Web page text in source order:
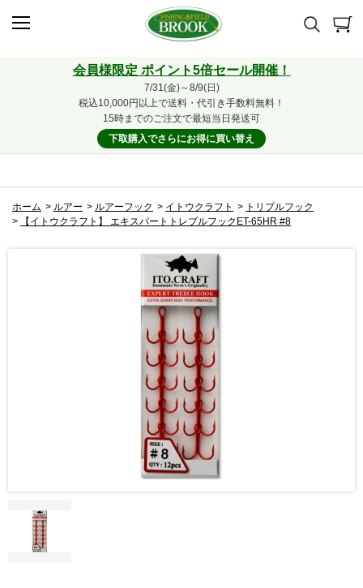
会員様限定 ポイント5倍セール開催！
7/31(金)～8/9(日)
税込10,000円以上で送料・代引き手数料無料！
15時までのご注文で最短当日発送可
下取購入でさらにお得に買い替え
ホーム > ルアー > ルアーフック > イトウクラフト > トリプルフック
>
【イトウクラフト】 エキスパートトレブルフックET-65HR #8